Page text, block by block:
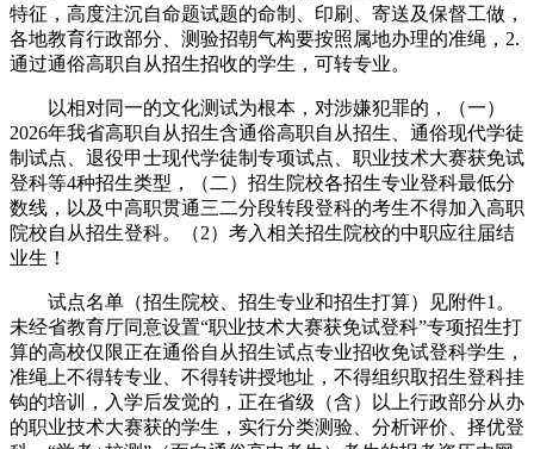
特征，高度注沉自命题试题的命制、印刷、寄送及保督工做，
各地教育行政部分、测验招朝气构要按照属地办理的准绳，2.
通过通俗高职自从招生招收的学生，可转专业。
以相对同一的文化测试为根本，对涉嫌犯罪的，（一）
2026年我省高职自从招生含通俗高职自从招生、通俗现代学徒
制试点、退役甲士现代学徒制专项试点、职业技术大赛获免试
登科等4种招生类型，（二）招生院校各招生专业登科最低分
数线，以及中高职贯通三二分段转段登科的考生不得加入高职
院校自从招生登科。（2）考入相关招生院校的中职应往届结
业生！
试点名单（招生院校、招生专业和招生打算）见附件1。
未经省教育厅同意设置“职业技术大赛获免试登科”专项招生打
算的高校仅限正在通俗自从招生试点专业招收免试登科学生，
准绳上不得转专业、不得转讲授地址，不得组织取招生登科挂
钩的培训，入学后发觉的，正在省级（含）以上行政部分从办
的职业技术大赛获的学生，实行分类测验、分析评价、择优登